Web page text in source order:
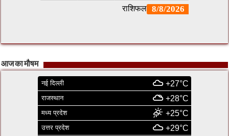
आज का मौषम
नई दिल्ली +27°C
राजस्थान +28°C
मध्य प्रदेश +25°C
उत्तर प्रदेश +29°C